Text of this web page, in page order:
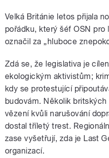
Velká Británie letos přijala
pořádku, který šéf OSN pro
označil za „hluboce
Zdá se, že legislativa je
ekologickým aktivistům;
kdy se protestující
budovám. Několik
vězení kvůli narušování
dostal tříletý trest.
zase vyšetřují, zda je Last
organizací.